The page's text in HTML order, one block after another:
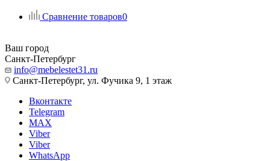
Сравнение товаров0
Ваш город
Санкт-Петербург
info@mebelestet31.ru
Санкт-Петербург, ул. Фучика 9, 1 этаж
Вконтакте
Telegram
MAX
Viber
Viber
WhatsApp